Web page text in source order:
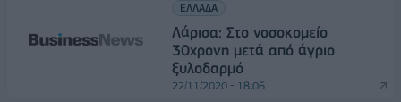
ΕΛΛΑΔΑ
Λάρισα: Στο νοσοκομείο
30χρονη μετά από άγριο
ξυλοδαρμό
22/11/2020 - 18:06